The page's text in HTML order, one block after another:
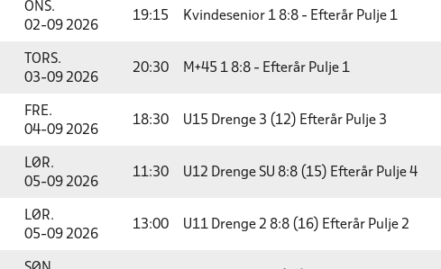
ONS.
02-09 2026
19:15 Kvindesenior 1 8:8 - Efterår Pulje 1
TORS.
03-09 2026
20:30 M+45 1 8:8 - Efterår Pulje 1
FRE.
04-09 2026
18:30 U15 Drenge 3 (12) Efterår Pulje 3
LØR.
05-09 2026
11:30 U12 Drenge SU 8:8 (15) Efterår Pulje 4
LØR.
05-09 2026
13:00 U11 Drenge 2 8:8 (16) Efterår Pulje 2